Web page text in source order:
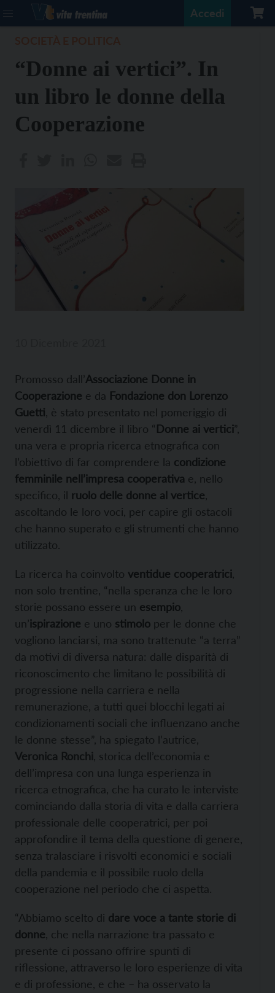
Accedi
“Donne ai vertici”. In
un libro le donne della
Cooperazione
Promosso dall’Associazione Donne in
Cooperazione e da Fondazione don Lorenzo
Guetti , è stato presentato nel pomeriggio di
venerdì 11 dicembre il libro “Donne ai vertici”,
una vera e propria ricerca etnografica con
l’obiettivo di far comprendere la condizione
femminile nell’impresa cooperativa e, nello
specifico, il ruolo delle donne al vertice
ascoltando le loro voci, per capire gli ostacoli
che hanno superato e gli strumenti che hanno
utilizzato.
La ricerca ha coinvolto ventidue cooperatrici
non solo trentine, “nella speranza che le loro
storie possano essere un esempio
un’ispirazione e uno stimolo per le donne che
vogliono lanciarsi, ma sono trattenute “a terra”
da motivi di diversa natura: dalle disparità di
riconoscimento che limitano le possibilità di
progressione nella carriera e nella
remunerazione, a tutti quei blocchi legati ai
condizionamenti sociali che influenzano anche
le donne stesse”, ha spiegato l’autrice,
Veronica Ronchi , storica dell’economia e
dell’impresa con una lunga esperienza in
ricerca etnografica, che ha curato le interviste
cominciando dalla storia di vita e dalla carriera
professionale delle cooperatrici, per poi
approfondire il tema della questione di genere,
senza tralasciare i risvolti economici e sociali
della pandemia e il possibile ruolo della
cooperazione nel periodo che ci aspetta.
“Abbiamo scelto di dare voce a tante storie di
donne , che nella narrazione tra passato e
presente ci possano offrire spunti di
riflessione, attraverso le loro esperienze di vita
e di professione, e che – ha osservato la